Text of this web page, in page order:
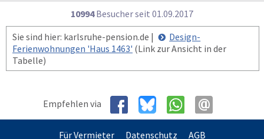
10994Besucher seit 01.09.2017
Sie sind hier: karlsruhe-pension.de |
Design-
Ferienwohnungen 'Haus 1463' (Link zur Ansicht in der
Tabelle)
Empfehlen via
Für Vermieter Datenschutz AGB